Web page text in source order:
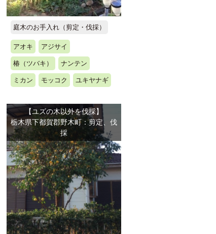
庭木のお手入れ（剪定・伐採）
アオキ アジサイ
椿（ツバキ） ナンテン
ミカン モッコク ユキヤナギ
【ユズの木以外を伐採】
栃木県下都賀郡野木町：剪定、伐
採